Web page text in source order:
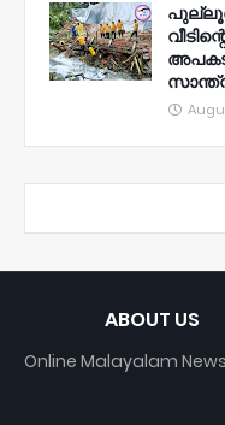
ABOUT US
Online Malayalam